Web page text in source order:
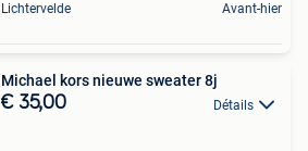
Lichtervelde Avant-hier
Michael kors nieuwe sweater 8j
€ 35,00 Détails